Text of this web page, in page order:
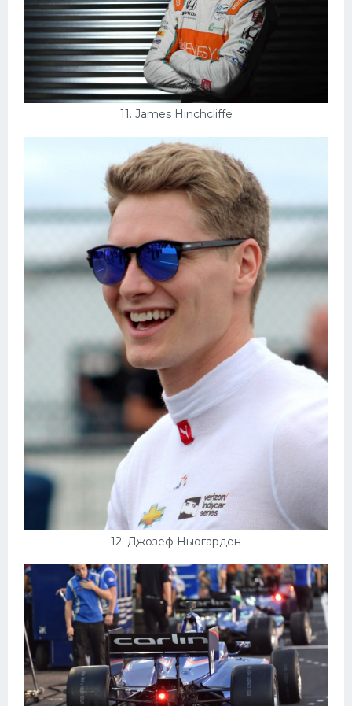
11. James Hinchcliffe
12. Джозеф Ньюгарден